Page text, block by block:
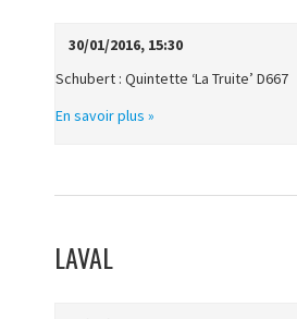
30/01/2016, 15:30
Schubert : Quintette ‘La Truite’ D667
En savoir plus »
LAVAL